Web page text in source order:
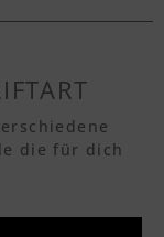
die für dich